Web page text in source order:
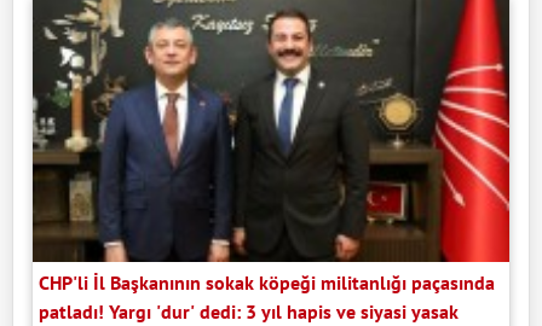
CHP'li İl Başkanının sokak köpeği militanlığı paçasında
patladı! Yargı 'dur' dedi: 3 yıl hapis ve siyasi yasak